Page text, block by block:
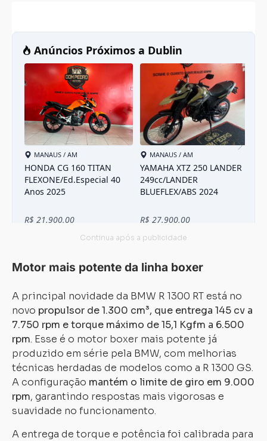
Motor mais potente da linha boxer
A principal novidade da BMW R 1300 RT está no
novo propulsor de 1.300 cm³, que entrega 145 cv a
7.750 rpm e torque máximo de 15,1 Kgfm a 6.500
rpm. Esse é o motor boxer mais potente já
produzido em série pela BMW, com melhorias
técnicas herdadas de modelos como a R 1300 GS.
A configuração mantém o limite de giro em 9.000
rpm, garantindo respostas mais vigorosas e
suavidade no funcionamento.
A entrega de torque e potência foi calibrada para